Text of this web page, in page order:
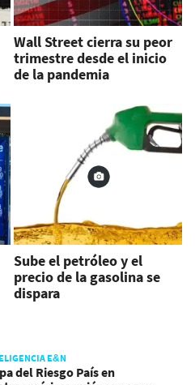
Wall Street cierra su peor
trimestre desde el inicio
de la pandemia
Sube el petróleo y el
precio de la gasolina se
dispara
E&N
del Riesgo País en